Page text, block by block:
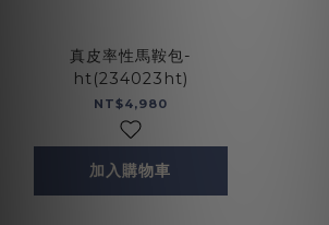
真皮率性馬鞍包-
ht(234023ht)
NT$4,980
加入購物車